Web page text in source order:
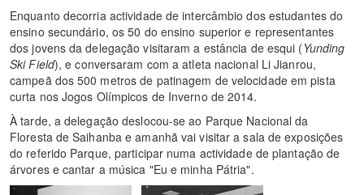
Enquanto decorria actividade de intercâmbio dos estudantes do
ensino secundário, os 50 do ensino superior e representantes
dos jovens da delegação visitaram a estância de esqui (Yunding
Ski Field), e conversaram com a atleta nacional Li Jianrou,
campeã dos 500 metros de patinagem de velocidade em pista
curta nos Jogos Olímpicos de Inverno de 2014.
À tarde, a delegação deslocou-se ao Parque Nacional da
Floresta de Saihanba e amanhã vai visitar a sala de exposições
do referido Parque, participar numa actividade de plantação de
árvores e cantar a música "Eu e minha Pátria".